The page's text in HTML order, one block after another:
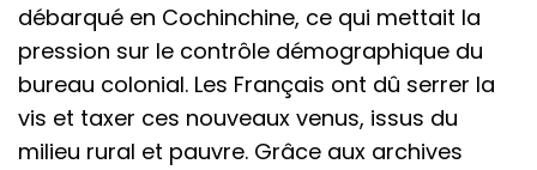
débarqué en Cochinchine, ce qui mettait la
pression sur le contrôle démographique du
bureau colonial. Les Français ont dû serrer la
vis et taxer ces nouveaux venus, issus du
milieu rural et pauvre. Grâce aux archives